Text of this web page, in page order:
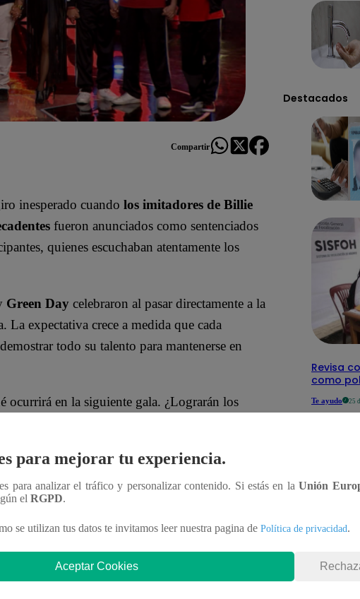
Compartir
inesperado cuando los imitadores de Billie
fueron anunciados como sentenciados
quienes escuchaban atentamente los
Green Day celebraron al pasar directamente a la
La expectativa crece a medida que cada
todo su talento para mantenerse en
ocurrirá en la siguiente gala. ¿Lograrán los
pierdas todo lo que viene en
con los talentos, obtén datos inéditos y
Destacados
Revisa
como
Te ayudo 25
para
para mejorar tu experiencia.
para analizar el tráfico y personalizar contenido. Si estás en laUnión
el RGPD.
se utilizan tus datos te invitamos leer nuestra pagina de Política de privacidad.
Aceptar Cookies